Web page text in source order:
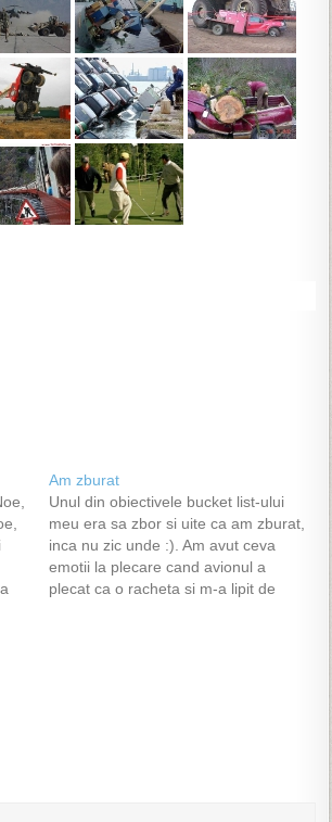
Am zburat
Unul din obiectivele bucket list-ului
meu era sa zbor si uite ca am zburat,
inca nu zic unde :). Am avut ceva
emotii la plecare cand avionul a
plecat ca o racheta si m-a lipit de